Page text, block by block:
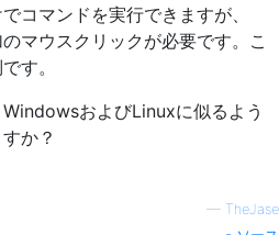
コマンドを実行できますが、
マウスクリックが必要です。こ
す。
およびLinuxに似るよう
か？
— TheJase